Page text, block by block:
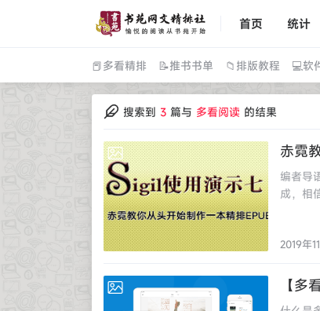
首页 统计
📕多看精排 📝推书书单 📁排版教程 💻软
搜索到 3 篇与 多看阅读 的结果
2019-
赤霓
编者导
成，相
2019年
2019-
【多